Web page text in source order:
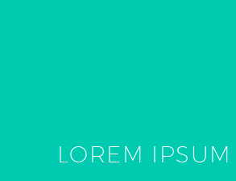
LOREM IPSUM